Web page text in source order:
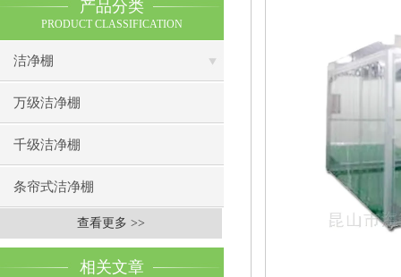
产品分类
PRODUCT CLASSIFICATION
洁净棚
万级洁净棚
千级洁净棚
条帘式洁净棚
查看更多 >>
相关文章